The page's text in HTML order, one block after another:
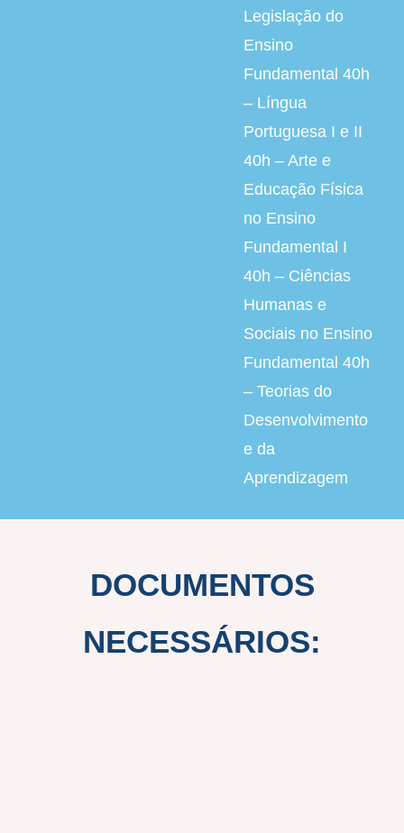
Legislação do
Ensino
Fundamental 40h
– Língua
Portuguesa I e II
40h – Arte e
Educação Física
no Ensino
Fundamental I
40h – Ciências
Humanas e
Sociais no Ensino
Fundamental 40h
– Teorias do
Desenvolvimento
e da
Aprendizagem
DOCUMENTOS
NECESSÁRIOS: